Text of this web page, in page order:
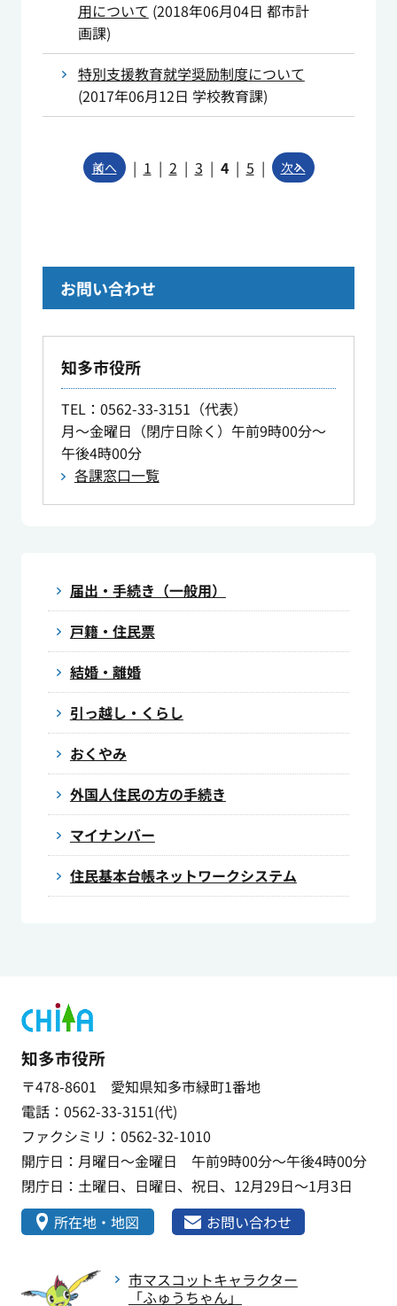
用について (2018年06月04日 都市計
画課)
特別支援教育就学奨励制度について
(2017年06月12日 学校教育課)
前へ | 1 | 2 | 3 | 4 | 5 | 次へ
お問い合わせ
知多市役所
TEL：0562-33-3151（代表）
月～金曜日（閉庁日除く）午前9時00分～
午後4時00分
各課窓口一覧
届出・手続き（一般用）
戸籍・住民票
結婚・離婚
引っ越し・くらし
おくやみ
外国人住民の方の手続き
マイナンバー
住民基本台帳ネットワークシステム
知多市役所
〒478-8601 愛知県知多市緑町1番地
電話：0562-33-3151(代)
ファクシミリ：0562-32-1010
開庁日：月曜日～金曜日 午前9時00分～午後4時00分
閉庁日：土曜日、日曜日、祝日、12月29日～1月3日
所在地・地図
お問い合わせ
市マスコットキャラクター
「ふゅうちゃん」